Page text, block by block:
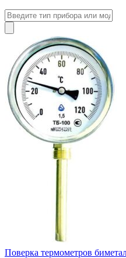
Поверка термометров